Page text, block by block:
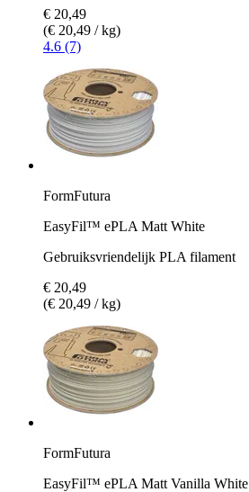
€ 20,49
(€ 20,49 / kg)
4.6 (7)
FormFutura
EasyFil™ ePLA Matt White
Gebruiksvriendelijk PLA filament
€ 20,49
(€ 20,49 / kg)
FormFutura
EasyFil™ ePLA Matt Vanilla White